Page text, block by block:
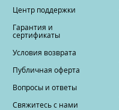
Центр поддержки
Гарантия и
сертификаты
Условия возврата
Публичная оферта
Вопросы и ответы
Свяжитесь с нами